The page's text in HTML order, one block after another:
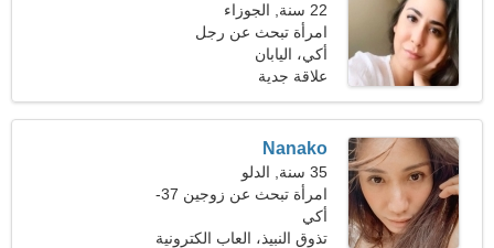
22 سنة, الجوزاء
امرأة تبحث عن رجل
أكي، اليابان
علاقة جدية
Nanako
35 سنة, الدلو
امرأة تبحث عن زوجين 37-
42
أكي
تذوق النبيذ، العاب الكترونية